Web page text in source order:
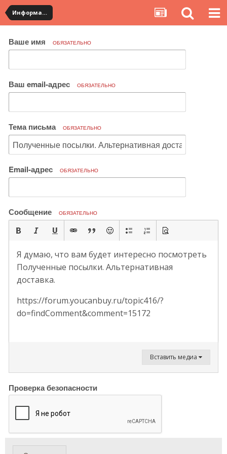
Информация по полученным посылкам
Ваше имя ОБЯЗАТЕЛЬНО
Ваш email-адрес ОБЯЗАТЕЛЬНО
Тема письма ОБЯЗАТЕЛЬНО
Email-адрес ОБЯЗАТЕЛЬНО
Сообщение ОБЯЗАТЕЛЬНО
Я думаю, что вам будет интересно посмотреть
Полученные посылки. Альтернативная
доставка.
https://forum.youcanbuy.ru/topic416/?
do=findComment&comment=15172
Вставить медиа
Проверка безопасности